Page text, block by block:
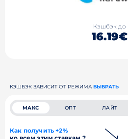
Кэшбэк до
16.19€
КЭШБЭК ЗАВИСИТ ОТ РЕЖИМА ВЫБРАТЬ
МАКС ОПТ ЛАЙТ
Как получить +2%
ко всем этим ставкам ?